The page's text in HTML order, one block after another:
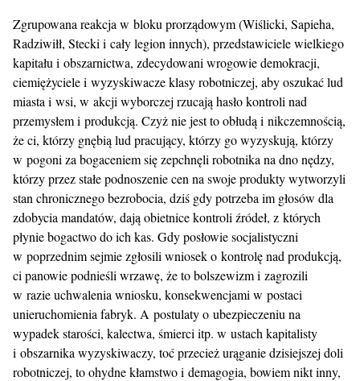
Zgrupowana reakcja w bloku prorządowym (Wiślicki, Sapieha,
Radziwiłł, Stecki i cały legion innych), przedstawiciele wielkiego
kapitału i obszarnictwa, zdecydowani wrogowie demokracji,
ciemiężyciele i wyzyskiwacze klasy robotniczej, aby oszukać lud
miasta i wsi, w akcji wyborczej rzucają hasło kontroli nad
przemysłem i produkcją. Czyż nie jest to obłudą i nikczemnością,
że ci, którzy gnębią lud pracujący, którzy go wyzyskują, którzy
w pogoni za bogaceniem się zepchnęli robotnika na dno nędzy,
którzy przez stałe podnoszenie cen na swoje produkty wytworzyli
stan chronicznego bezrobocia, dziś gdy potrzeba im głosów dla
zdobycia mandatów, dają obietnice kontroli źródeł, z których
płynie bogactwo do ich kas. Gdy posłowie socjalistyczni
w poprzednim sejmie zgłosili wniosek o kontrolę nad produkcją,
ci panowie podnieśli wrzawę, że to bolszewizm i zagrozili
w razie uchwalenia wniosku, konsekwencjami w postaci
unieruchomienia fabryk. A postulaty o ubezpieczeniu na
wypadek starości, kalectwa, śmierci itp. w ustach kapitalisty
i obszarnika wyzyskiwaczy, toć przecież urąganie dzisiejszej doli
robotniczej, to ohydne kłamstwo i demagogia, bowiem nikt inny,